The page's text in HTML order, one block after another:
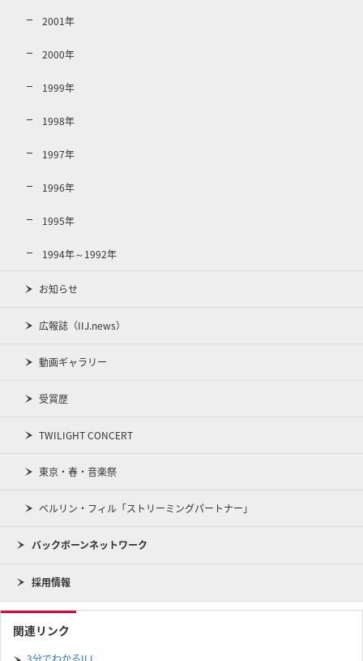
2001年
2000年
1999年
1998年
1997年
1996年
1995年
1994年～1992年
お知らせ
広報誌（IIJ.news）
動画ギャラリー
受賞歴
TWILIGHT CONCERT
東京・春・音楽祭
ベルリン・フィル「ストリーミングパートナー」
バックボーンネットワーク
採用情報
関連リンク